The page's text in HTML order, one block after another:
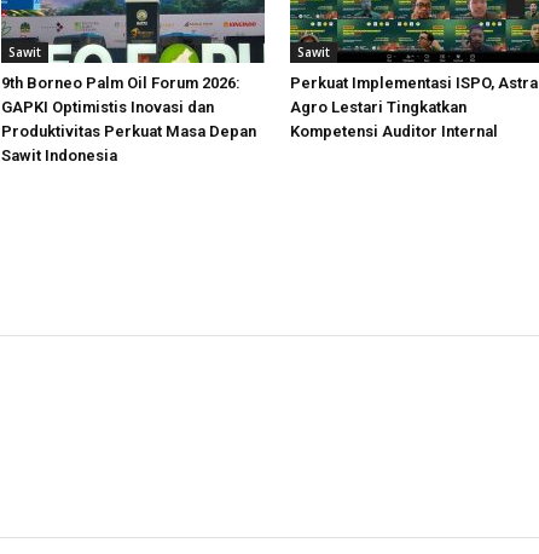
Sawit
9th Borneo Palm Oil Forum 2026:
GAPKI Optimistis Inovasi dan
Produktivitas Perkuat Masa Depan
Sawit Indonesia
Sawit
Perkuat Implementasi ISPO, Astra
Agro Lestari Tingkatkan
Kompetensi Auditor Internal